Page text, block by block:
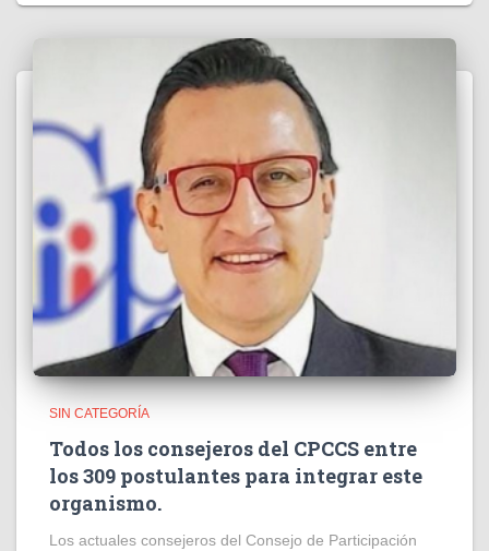
SIN CATEGORÍA
Todos los consejeros del CPCCS entre
los 309 postulantes para integrar este
organismo.
Los actuales consejeros del Consejo de Participación